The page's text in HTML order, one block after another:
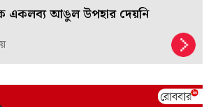
একলব্য আঙুল উপহার দেয়নি